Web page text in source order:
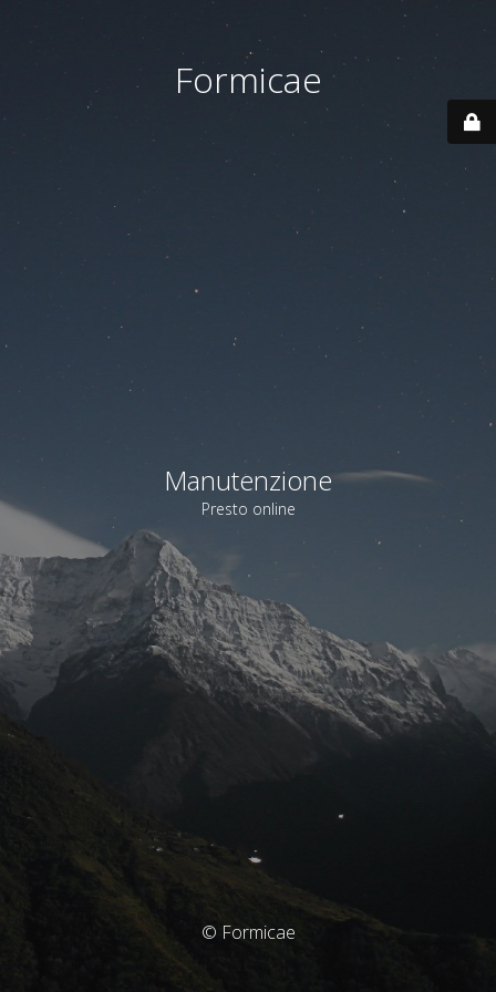
Formicae
Manutenzione
Presto online
© Formicae